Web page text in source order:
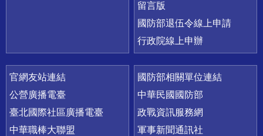
留言版
國防部退伍令線上申請
行政院線上申辦
官網友站連結
公營廣播電臺
臺北國際社區廣播電臺
中華職棒大聯盟
國防部相關單位連結
中華民國國防部
政戰資訊服務網
軍事新聞通訊社